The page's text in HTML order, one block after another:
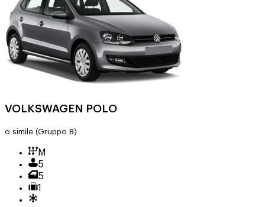
VOLKSWAGEN POLO
o simile (Gruppo B)
M
5
5
1